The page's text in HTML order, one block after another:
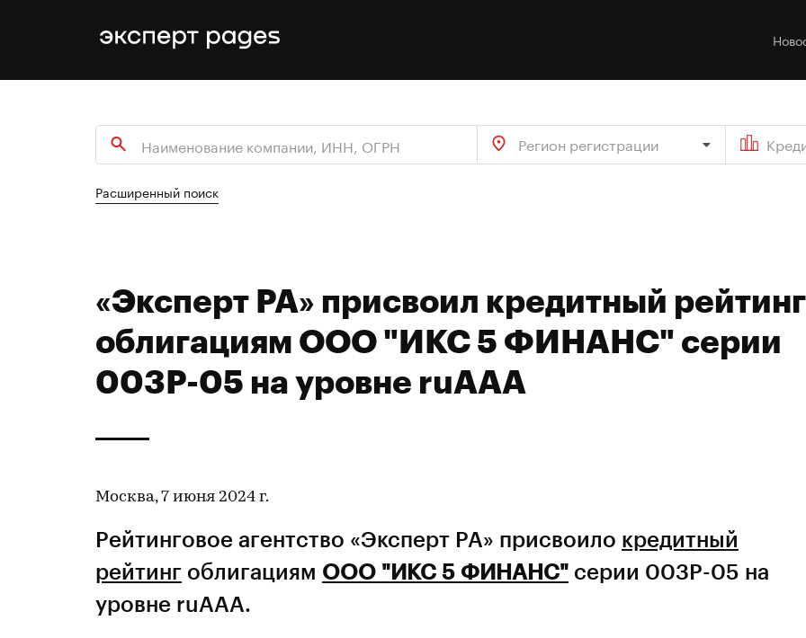
Регион регистрации
Расширенный поиск
«Эксперт РА» присвоил кредитный рейтинг
облигациям ООО "ИКС 5 ФИНАНС" серии
003Р-05 на уровне ruAAA
Москва, 7 июня 2024 г.
Рейтинговое агентство «Эксперт РА» присвоило кредитный
рейтинг облигациям ООО "ИКС 5 ФИНАНС" серии 003Р-05 на
уровне ruAAA.